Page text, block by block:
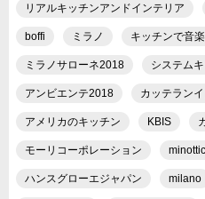
リアルキッチンアンドインテリア
boffi ミラノ キッチンで音
ミラノサローネ2018 システム
アンビエンテ2018 カッテラン
アメリカのキッチン KBIS
モーリコーポレーション
ハンスグローエジャパン milano